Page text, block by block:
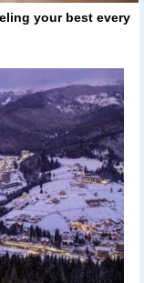
your best every